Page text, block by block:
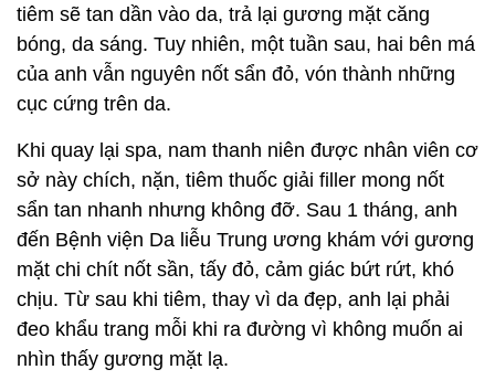
tiêm sẽ tan dần vào da, trả lại gương mặt căng
bóng, da sáng. Tuy nhiên, một tuần sau, hai bên má
của anh vẫn nguyên nốt sẩn đỏ, vón thành những
cục cứng trên da.
Khi quay lại spa, nam thanh niên được nhân viên cơ
sở này chích, nặn, tiêm thuốc giải filler mong nốt
sẩn tan nhanh nhưng không đỡ. Sau 1 tháng, anh
đến Bệnh viện Da liễu Trung ương khám với gương
mặt chi chít nốt sần, tấy đỏ, cảm giác bứt rứt, khó
chịu. Từ sau khi tiêm, thay vì da đẹp, anh lại phải
đeo khẩu trang mỗi khi ra đường vì không muốn ai
nhìn thấy gương mặt lạ.